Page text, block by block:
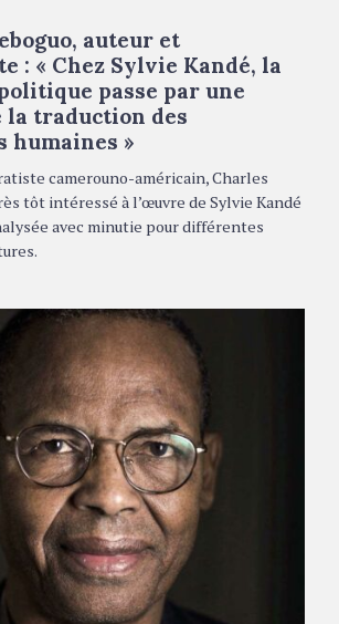
auteur et
: « Chez Sylvie Kandé, la
passe par une
la traduction des
humaines »
camerouno-américain, Charles
tôt intéressé à l’œuvre de Sylvie Kandé
avec minutie pour différentes